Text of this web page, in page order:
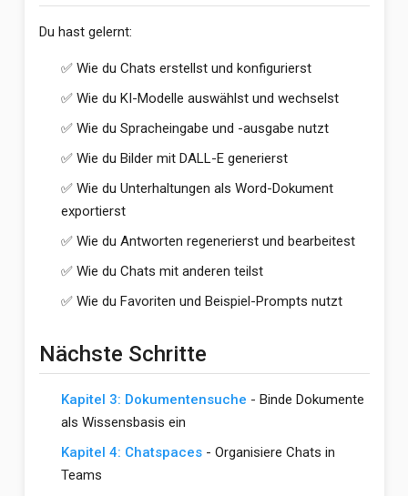
Du hast gelernt:
✅ Wie du Chats erstellst und konfigurierst
✅ Wie du KI-Modelle auswählst und wechselst
✅ Wie du Spracheingabe und -ausgabe nutzt
✅ Wie du Bilder mit DALL-E generierst
✅ Wie du Unterhaltungen als Word-Dokument
exportierst
✅ Wie du Antworten regenerierst und bearbeitest
✅ Wie du Chats mit anderen teilst
✅ Wie du Favoriten und Beispiel-Prompts nutzt
Nächste Schritte
Kapitel 3: Dokumentensuche - Binde Dokumente
als Wissensbasis ein
Kapitel 4: Chatspaces- Organisiere Chats in
Teams